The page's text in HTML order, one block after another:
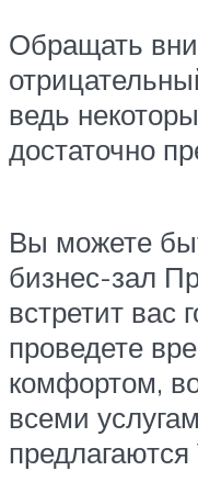
Обращать
ведь
достаточно
Вы можете
бизнес-зал
встретит вас
проведете
комфортом,
всеми